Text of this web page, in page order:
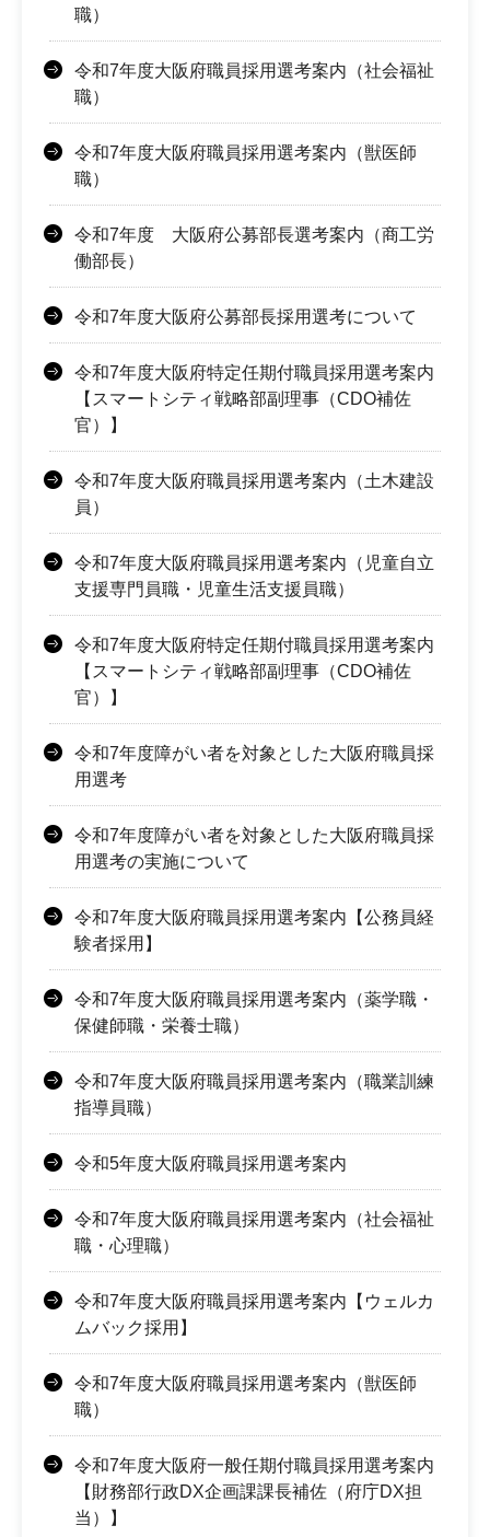
職）
令和7年度大阪府職員採用選考案内（社会福祉
職）
令和7年度大阪府職員採用選考案内（獣医師
職）
令和7年度 大阪府公募部長選考案内（商工労
働部長）
令和7年度大阪府公募部長採用選考について
令和7年度大阪府特定任期付職員採用選考案内
【スマートシティ戦略部副理事（CDO補佐
官）】
令和7年度大阪府職員採用選考案内（土木建設
員）
令和7年度大阪府職員採用選考案内（児童自立
支援専門員職・児童生活支援員職）
令和7年度大阪府特定任期付職員採用選考案内
【スマートシティ戦略部副理事（CDO補佐
官）】
令和7年度障がい者を対象とした大阪府職員採
用選考
令和7年度障がい者を対象とした大阪府職員採
用選考の実施について
令和7年度大阪府職員採用選考案内【公務員経
験者採用】
令和7年度大阪府職員採用選考案内（薬学職・
保健師職・栄養士職）
令和7年度大阪府職員採用選考案内（職業訓練
指導員職）
令和5年度大阪府職員採用選考案内
令和7年度大阪府職員採用選考案内（社会福祉
職・心理職）
令和7年度大阪府職員採用選考案内【ウェルカ
ムバック採用】
令和7年度大阪府職員採用選考案内（獣医師
職）
令和7年度大阪府一般任期付職員採用選考案内
【財務部行政DX企画課課長補佐（府庁DX担
当）】